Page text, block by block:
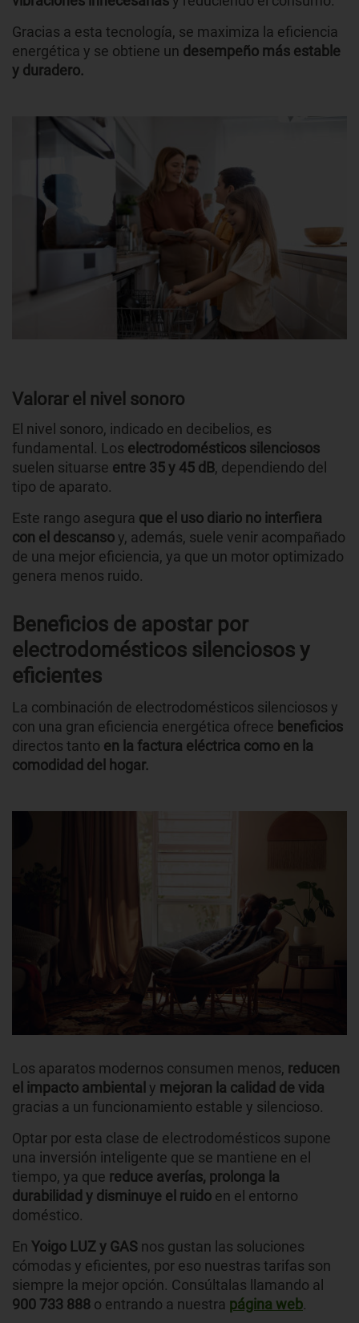
Gracias a esta tecnología, se maximiza la eficiencia
energética y se obtiene un desempeño más estable
y duradero.
Valorar el nivel sonoro
El nivel sonoro, indicado en decibelios, es
fundamental. Los electrodomésticos silenciosos
suelen situarse entre 35 y 45 dB, dependiendo del
tipo de aparato.
Este rango asegura que el uso diario no interfiera
con el descansoy, además, suele venir acompañado
de una mejor eficiencia, ya que un motor optimizado
genera menos ruido.
Beneficios de apostar por
electrodomésticos silenciosos y
eficientes
La combinación de electrodomésticos silenciosos y
con una gran eficiencia energética ofrece beneficios
directos tanto en la factura eléctrica como en la
comodidad del hogar.
Los aparatos modernos consumen menos, reducen
el impacto ambiental y mejoran la calidad de vida
gracias a un funcionamiento estable y silencioso.
Optar por esta clase de electrodomésticos supone
una inversión inteligente que se mantiene en el
tiempo, ya que reduce averías, prolonga la
durabilidad y disminuye el ruido en el entorno
doméstico.
En Yoigo LUZ y GAS nos gustan las soluciones
cómodas y eficientes, por eso nuestras tarifas son
siempre la mejor opción. Consúltalas llamando al
900 733 888 o entrando a nuestra página web.